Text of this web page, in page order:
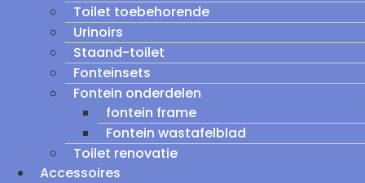
Toilet toebehorende
Urinoirs
Staand-toilet
Fonteinsets
Fontein onderdelen
fontein frame
Fontein wastafelblad
Toilet renovatie
Accessoires